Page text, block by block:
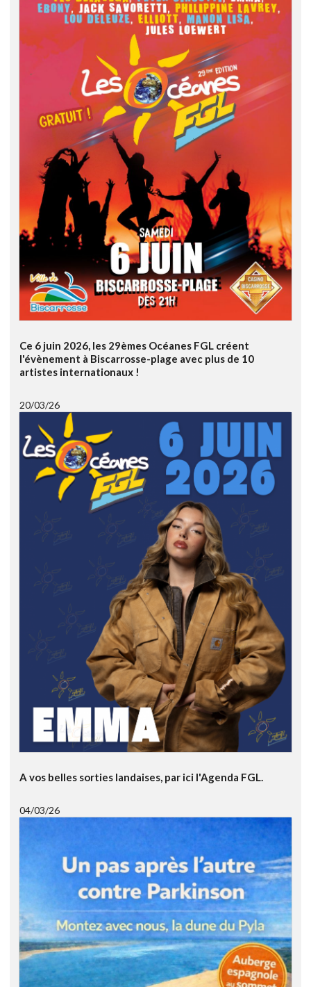
Ce 6 juin 2026, les 29èmes Océanes FGL créent
l'évènement à Biscarrosse-plage avec plus de 10
artistes internationaux !
20/03/26
A vos belles sorties landaises, par ici l'Agenda FGL.
04/03/26